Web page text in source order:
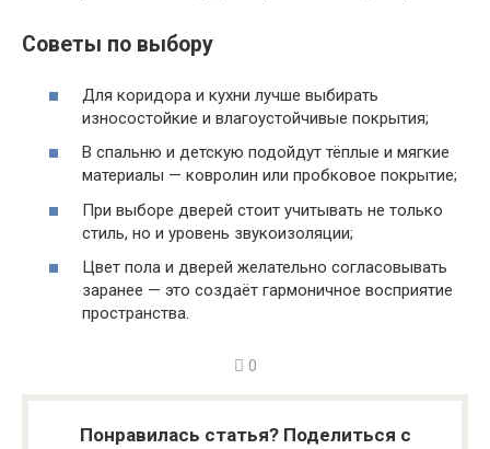
Советы по выбору
Для коридора и кухни лучше выбирать
износостойкие и влагоустойчивые покрытия;
В спальню и детскую подойдут тёплые и мягкие
материалы — ковролин или пробковое покрытие;
При выборе дверей стоит учитывать не только
стиль, но и уровень звукоизоляции;
Цвет пола и дверей желательно согласовывать
заранее — это создаёт гармоничное восприятие
пространства.
0
Понравилась статья? Поделиться с